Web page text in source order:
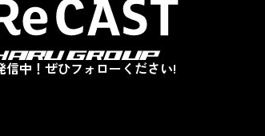
信中！ぜひフォローください!